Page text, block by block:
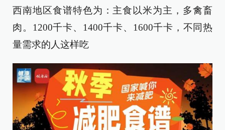
西南地区食谱特色为：主食以米为主，多禽畜
肉。1200千卡、1400千卡、1600千卡，不同热
量需求的人这样吃